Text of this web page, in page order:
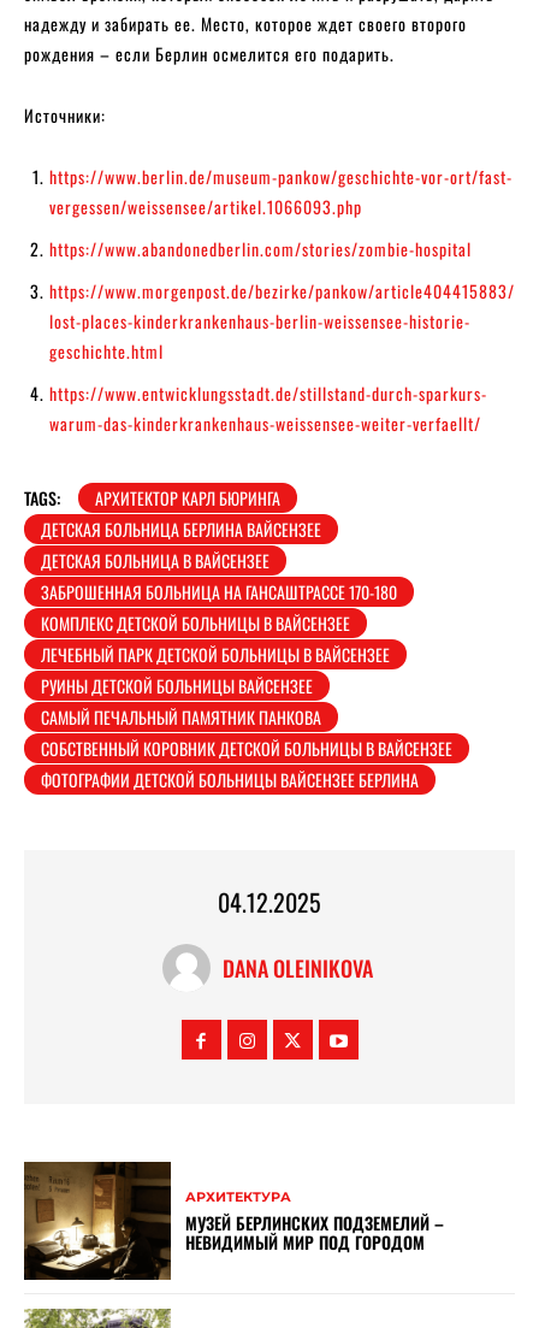
надежду и забирать ее. Место, которое ждет своего второго
рождения – если Берлин осмелится его подарить.
Источники:
https://www.berlin.de/museum-pankow/geschichte-vor-ort/fast-
vergessen/weissensee/artikel.1066093.php
https://www.abandonedberlin.com/stories/zombie-hospital
https://www.morgenpost.de/bezirke/pankow/article404415883/
lost-places-kinderkrankenhaus-berlin-weissensee-historie-
geschichte.html
https://www.entwicklungsstadt.de/stillstand-durch-sparkurs-
warum-das-kinderkrankenhaus-weissensee-weiter-verfaellt/
TAGS:
АРХИТЕКТОР КАРЛ БЮРИНГА
ДЕТСКАЯ БОЛЬНИЦА БЕРЛИНА ВАЙСЕНЗЕЕ
ДЕТСКАЯ БОЛЬНИЦА В ВАЙСЕНЗЕЕ
ЗАБРОШЕННАЯ БОЛЬНИЦА НА ГАНСАШТРАССЕ 170-180
КОМПЛЕКС ДЕТСКОЙ БОЛЬНИЦЫ В ВАЙСЕНЗЕЕ
ЛЕЧЕБНЫЙ ПАРК ДЕТСКОЙ БОЛЬНИЦЫ В ВАЙСЕНЗЕЕ
РУИНЫ ДЕТСКОЙ БОЛЬНИЦЫ ВАЙСЕНЗЕЕ
САМЫЙ ПЕЧАЛЬНЫЙ ПАМЯТНИК ПАНКОВА
СОБСТВЕННЫЙ КОРОВНИК ДЕТСКОЙ БОЛЬНИЦЫ В ВАЙСЕНЗЕЕ
ФОТОГРАФИИ ДЕТСКОЙ БОЛЬНИЦЫ ВАЙСЕНЗЕЕ БЕРЛИНА
04.12.2025
DANA OLEINIKOVA
АРХИТЕКТУРА
МУЗЕЙ БЕРЛИНСКИХ ПОДЗЕМЕЛИЙ –
НЕВИДИМЫЙ МИР ПОД ГОРОДОМ